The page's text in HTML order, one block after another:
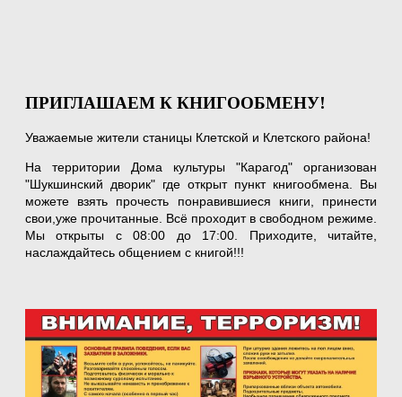
ПРИГЛАШАЕМ К КНИГООБМЕНУ!
Уважаемые жители станицы Клетской и Клетского района!
На территории Дома культуры "Карагод" организован
"Шукшинский дворик" где открыт пункт книгообмена. Вы
можете взять прочесть понравившиеся книги, принести
свои,уже прочитанные. Всё проходит в свободном режиме.
Мы открыты с 08:00 до 17:00. Приходите, читайте,
наслаждайтесь общением с книгой!!!